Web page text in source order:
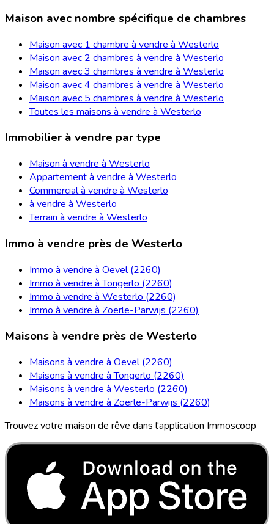
Maison avec nombre spécifique de chambres
Maison avec 1 chambre à vendre à Westerlo
Maison avec 2 chambres à vendre à Westerlo
Maison avec 3 chambres à vendre à Westerlo
Maison avec 4 chambres à vendre à Westerlo
Maison avec 5 chambres à vendre à Westerlo
Toutes les maisons à vendre à Westerlo
Immobilier à vendre par type
Maison à vendre à Westerlo
Appartement à vendre à Westerlo
Commercial à vendre à Westerlo
à vendre à Westerlo
Terrain à vendre à Westerlo
Immo à vendre près de Westerlo
Immo à vendre à Oevel (2260)
Immo à vendre à Tongerlo (2260)
Immo à vendre à Westerlo (2260)
Immo à vendre à Zoerle-Parwijs (2260)
Maisons à vendre près de Westerlo
Maisons à vendre à Oevel (2260)
Maisons à vendre à Tongerlo (2260)
Maisons à vendre à Westerlo (2260)
Maisons à vendre à Zoerle-Parwijs (2260)
Trouvez votre maison de rêve dans l'application Immoscoop